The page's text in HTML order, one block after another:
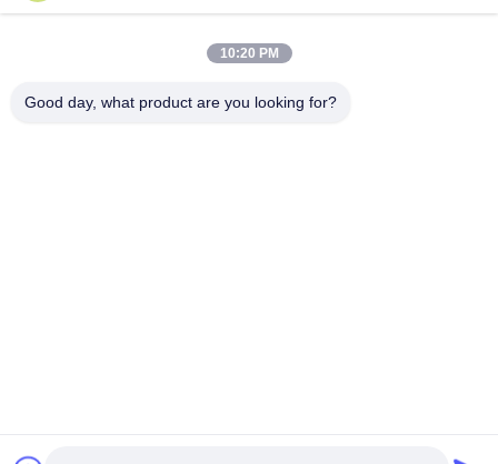
10:20 PM
Good day, what product are you looking for?